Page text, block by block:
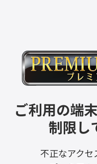
ご利用の端
制限し
不正なアクセ